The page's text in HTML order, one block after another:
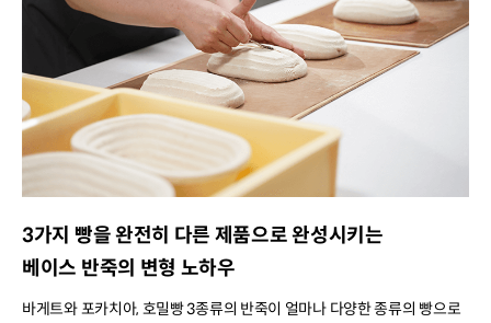
3가지 빵을 완전히 다른 제품으로 완성시키는
베이스 반죽의 변형 노하우
바게트와 포카치아, 호밀빵 3종류의 반죽이 얼마나 다양한 종류의 빵으로